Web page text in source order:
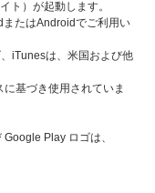
ト）が起動します。
またはAndroidでご利用い
iTunesは、米国および他
基づき使用されていま
Play ロゴは、